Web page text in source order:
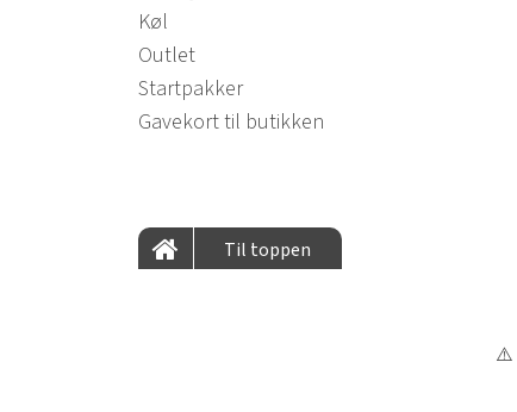
Køl
Outlet
Startpakker
Gavekort til butikken
Til toppen
⚠️